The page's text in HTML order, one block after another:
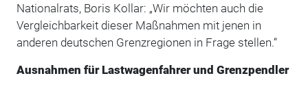
Nationalrats, Boris Kollar: „Wir möchten auch die
Vergleichbarkeit dieser Maßnahmen mit jenen in
anderen deutschen Grenzregionen in Frage stellen.“
Ausnahmen für Lastwagenfahrer und Grenzpendler